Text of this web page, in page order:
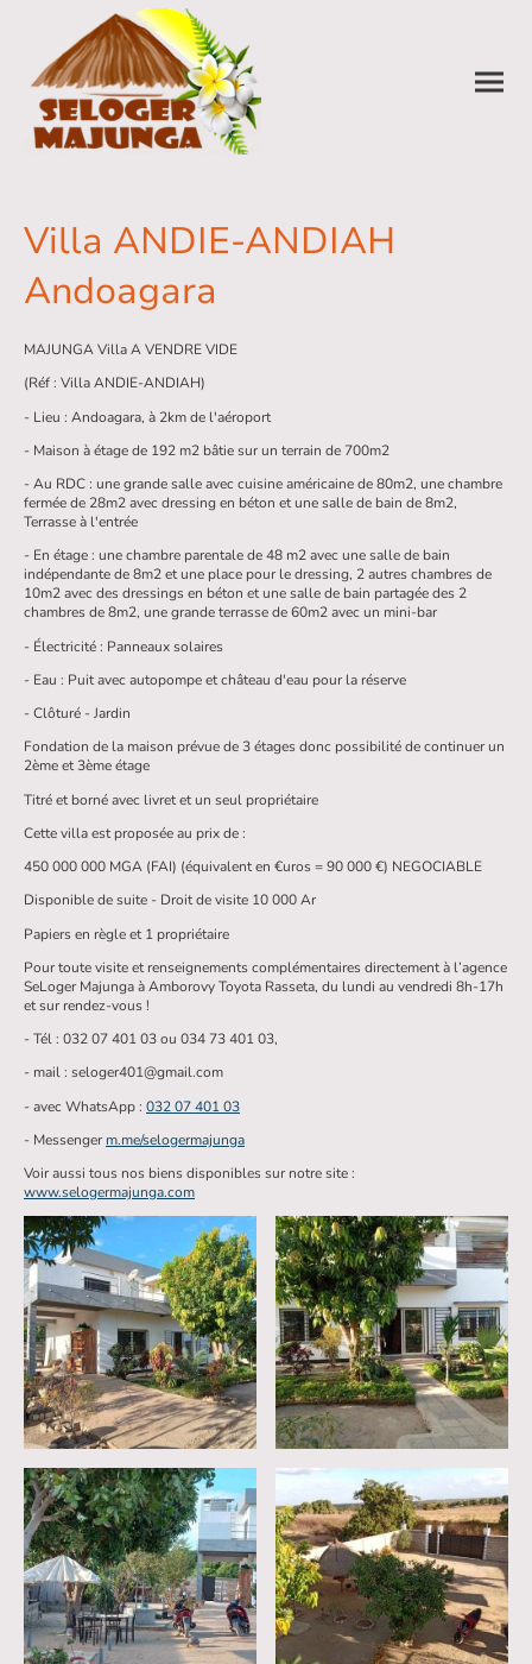
Villa ANDIE-ANDIAH
Andoagara
MAJUNGA Villa A VENDRE VIDE
(Réf : Villa ANDIE-ANDIAH)
- Lieu : Andoagara, à 2km de l'aéroport
- Maison à étage de 192 m2 bâtie sur un terrain de 700m2
- Au RDC : une grande salle avec cuisine américaine de 80m2, une chambre
fermée de 28m2 avec dressing en béton et une salle de bain de 8m2,
Terrasse à l'entrée
- En étage : une chambre parentale de 48 m2 avec une salle de bain
indépendante de 8m2 et une place pour le dressing, 2 autres chambres de
10m2 avec des dressings en béton et une salle de bain partagée des 2
chambres de 8m2, une grande terrasse de 60m2 avec un mini-bar
- Électricité : Panneaux solaires
- Eau : Puit avec autopompe et château d'eau pour la réserve
- Clôturé - Jardin
Fondation de la maison prévue de 3 étages donc possibilité de continuer un
2ème et 3ème étage
Titré et borné avec livret et un seul propriétaire
Cette villa est proposée au prix de :
450 000 000 MGA (FAI) (équivalent en €uros = 90 000 €) NEGOCIABLE
Disponible de suite - Droit de visite 10 000 Ar
Papiers en règle et 1 propriétaire
Pour toute visite et renseignements complémentaires directement à l’agence
SeLoger Majunga à Amborovy Toyota Rasseta, du lundi au vendredi 8h-17h
et sur rendez-vous !
- Tél : 032 07 401 03 ou 034 73 401 03,
- mail : seloger401@gmail.com
- avec WhatsApp : 032 07 401 03
- Messenger m.me/selogermajunga
Voir aussi tous nos biens disponibles sur notre site :
www.selogermajunga.com